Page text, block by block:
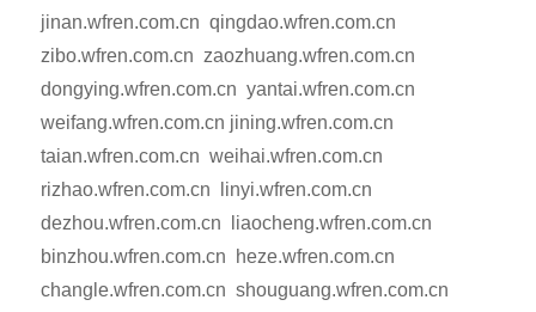
jinan.wfren.com.cn qingdao.wfren.com.cn
zibo.wfren.com.cn zaozhuang.wfren.com.cn
dongying.wfren.com.cn yantai.wfren.com.cn
weifang.wfren.com.cn jining.wfren.com.cn
taian.wfren.com.cn weihai.wfren.com.cn
rizhao.wfren.com.cn linyi.wfren.com.cn
dezhou.wfren.com.cn liaocheng.wfren.com.cn
binzhou.wfren.com.cn heze.wfren.com.cn
changle.wfren.com.cn shouguang.wfren.com.cn